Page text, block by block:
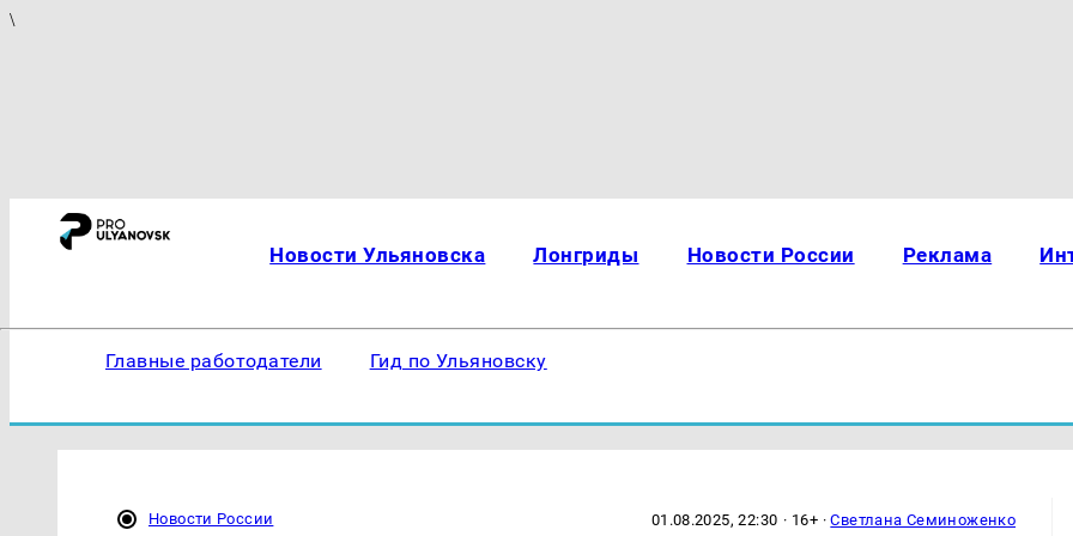
\
Новости Ульяновска Лонгриды Новости России Реклама
Главные работодатели Гид по Ульяновску
Новости России 01.08.2025, 22:30 · 16+ ·Светлана Семиноженко